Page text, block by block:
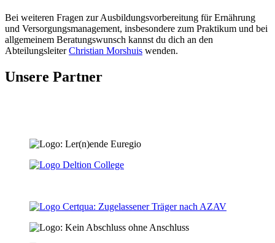
Bei weiteren Fragen zur Ausbildungsvorbereitung für Ernährung
und Versorgungsmanagement, insbesondere zum Praktikum und bei
allgemeinem Beratungswunsch kannst du dich an den
AbteilungsleiterChristian Morshuis wenden.
Unsere Partner